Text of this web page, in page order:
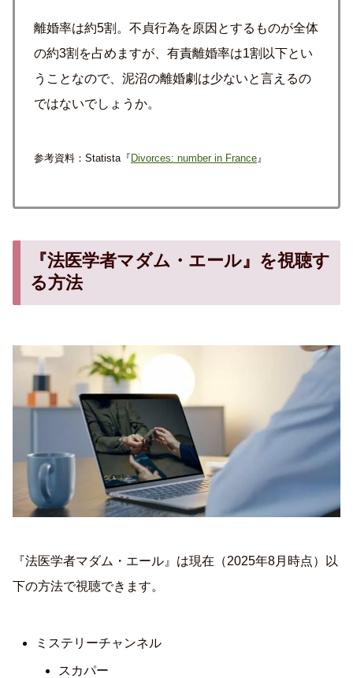
離婚率は約5割。不貞行為を原因とするものが全体
の約3割を占めますが、有責離婚率は1割以下とい
うことなので、泥沼の離婚劇は少ないと言えるの
ではないでしょうか。
参考資料：Statista『 Divorces: number in France 』
『法医学者マダム・エール』を視聴す
る方法
『法医学者マダム・エール』は現在（2025年8月時点）以
下の方法で視聴できます。
ミステリーチャンネル
スカパー